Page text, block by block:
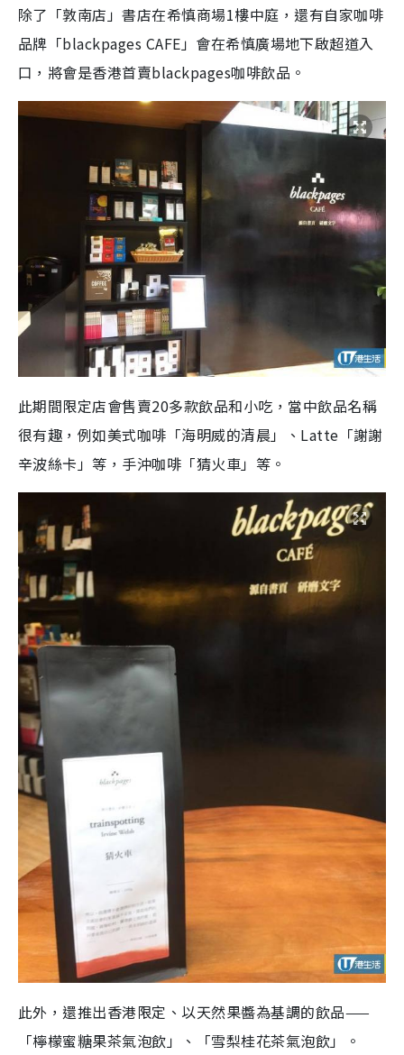
除了「敦南店」書店在希慎商場1樓中庭，還有自家咖啡
品牌「blackpages CAFE」會在希慎廣場地下啟超道入
口，將會是香港首賣blackpages咖啡飲品。
此期間限定店會售賣20多款飲品和小吃，當中飲品名稱
很有趣，例如美式咖啡「海明威的清晨」、Latte「謝謝
辛波絲卡」等，手沖咖啡「猜火車」等。
此外，還推出香港限定、以天然果醬為基調的飲品——
「檸檬蜜糖果茶氣泡飲」、「雪梨桂花茶氣泡飲」。